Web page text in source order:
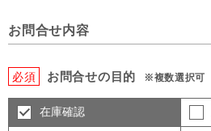
お問合せ内容
必須 お問合せの目的 ※複数選択可
在庫確認